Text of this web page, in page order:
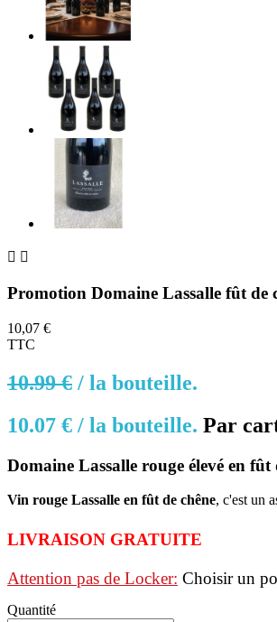
 
Promotion Domaine Lassalle fût de
10,07 €
TTC
10.99 € / la bouteille.
10.07 € / la bouteille. Par c
Domaine Lassalle rouge élevé en fût
Vin rouge Lassalle en fût de chêne, c'est un
LIVRAISON GRATUITE
Attention pas de Locker: Choisir un
Quantité